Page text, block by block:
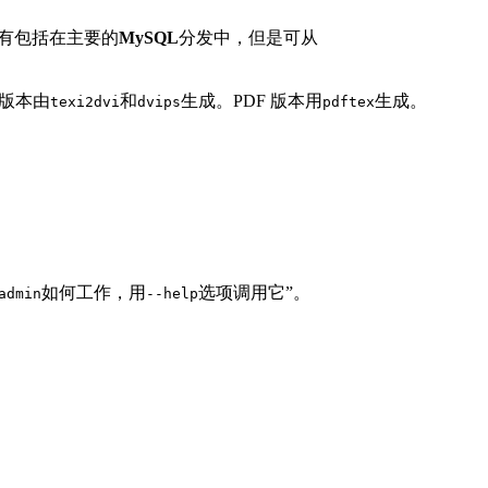
包括在主要的MySQL分发中，但是可从
本由texi2dvi 和dvips生成。PDF 版本用 pdftex生成。
如何工作，用 --help选项调用它”。